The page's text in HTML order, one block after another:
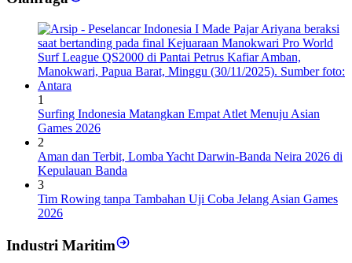
1
Surfing Indonesia Matangkan Empat Atlet Menuju Asian
Games 2026
2
Aman dan Terbit, Lomba Yacht Darwin-Banda Neira 2026 di
Kepulauan Banda
3
Tim Rowing tanpa Tambahan Uji Coba Jelang Asian Games
2026
Industri Maritim